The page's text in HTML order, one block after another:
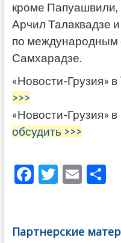
кроме Папуашвили,
Арчил Талаквадзе
по международным
Самхарадзе.
«Новости-Грузия» в
>>>
«Новости-Грузия» в
обсудить >>>
F
b
T
er
E
l
О
а
Партнерские